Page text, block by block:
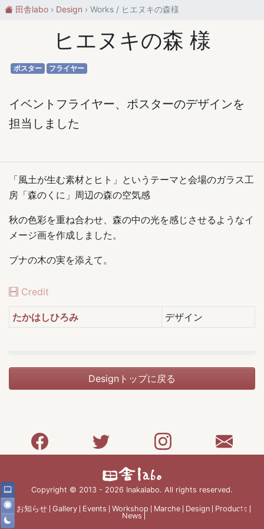
田舎labo Design Works / ヒエヌキの森様
ヒエヌキの森 様
ポスター フライヤー
イベントフライヤー、ポスターのデザインを
担当しました
「風土が生む素材とヒト」というテーマと会場のガラス工
房「森のくに」周辺の森の空気感
秋の色彩を重ね合わせ、森の中の光を感じさせるようなイ
メージ画を作成しました。
ブナの木の実を添えて。
Credit
たかはしひろみ デザイン
Designトップに戻る
Copyright © 2013 - 2026 Inakalabo. All rights reserved.
お知らせ Gallery Events Workshop Marche Design
Products
News